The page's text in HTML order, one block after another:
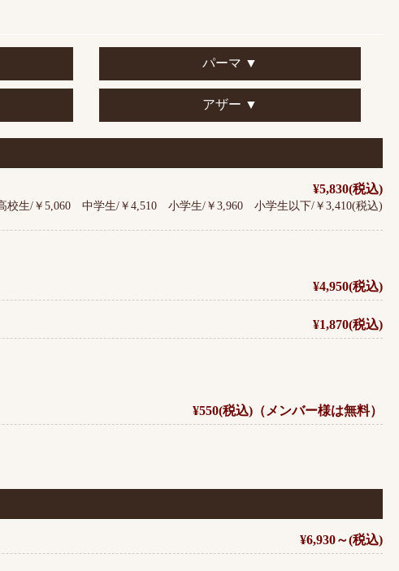
パーマ ▼
アザー ▼
¥5,830(税込)
校生/￥5,060 中学生/￥4,510 小学生/￥3,960 小学生以下/￥3,410(税込)
¥4,950(税込)
¥1,870(税込)
¥550(税込)（メンバー様は無料）
¥6,930～(税込)